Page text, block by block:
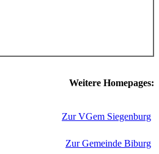
Weitere Homepages:
Zur VGem Siegenburg
Zur Gemeinde Biburg